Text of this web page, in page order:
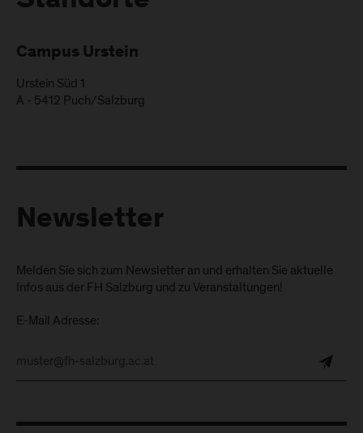
Campus Urstein
Urstein Süd 1
A - 5412 Puch/Salzburg
Newsletter
Melden Sie sich zum Newsletter an und erhalten Sie aktuelle
Infos aus der FH Salzburg und zu Veranstaltungen!
E-Mail Adresse: